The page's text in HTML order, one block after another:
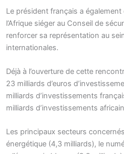
Le président français a
l’Afrique siéger au Conseil de
renforcer sa représentation au
internationales.
Déjà à l’ouverture de cette
23 milliards d’euros
milliards d’investissements
milliards d’investissements
Les principaux secteurs
énergétique (4,3 milliards), le